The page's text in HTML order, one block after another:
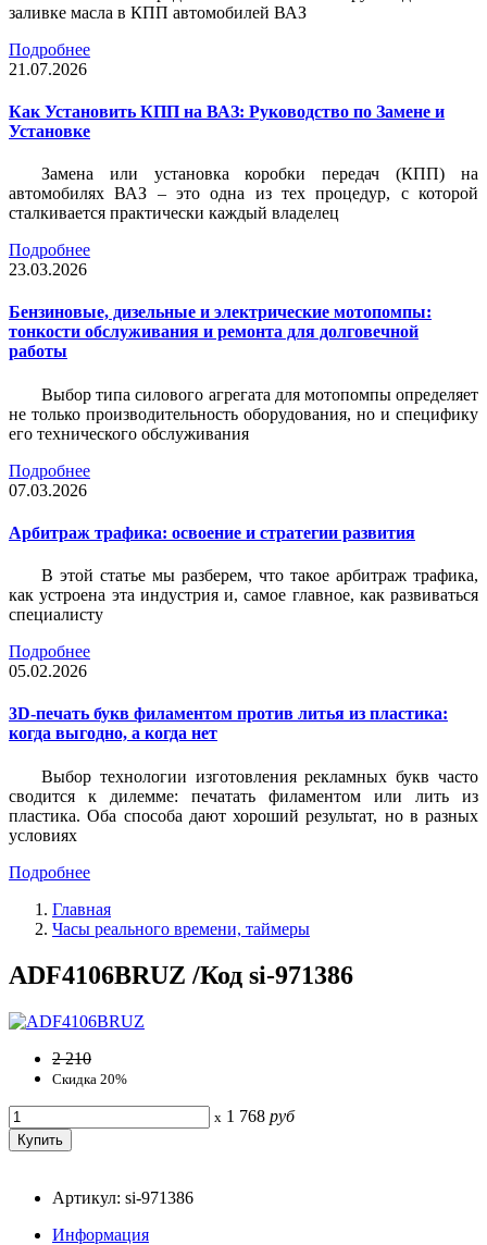
заливке масла в КПП автомобилей ВАЗ
Подробнее
21.07.2026
Как Установить КПП на ВАЗ: Руководство по Замене и
Установке
Замена или установка коробки передач (КПП) на
автомобилях ВАЗ – это одна из тех процедур, с которой
сталкивается практически каждый владелец
Подробнее
23.03.2026
Бензиновые, дизельные и электрические мотопомпы:
тонкости обслуживания и ремонта для долговечной
работы
Выбор типа силового агрегата для мотопомпы определяет
не только производительность оборудования, но и специфику
его технического обслуживания
Подробнее
07.03.2026
Арбитраж трафика: освоение и стратегии развития
В этой статье мы разберем, что такое арбитраж трафика,
как устроена эта индустрия и, самое главное, как развиваться
специалисту
Подробнее
05.02.2026
3D-печать букв филаментом против литья из пластика:
когда выгодно, а когда нет
Выбор технологии изготовления рекламных букв часто
сводится к дилемме: печатать филаментом или лить из
пластика. Оба способа дают хороший результат, но в разных
условиях
Подробнее
Главная
Часы реального времени, таймеры
ADF4106BRUZ /Код si-971386
2 210
Скидка 20%
x 1 768 руб
Артикул: si-971386
Информация